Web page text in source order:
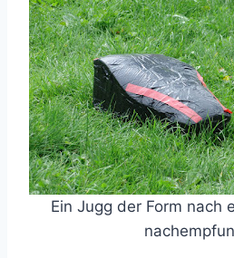
Ein Jugg der Form nach